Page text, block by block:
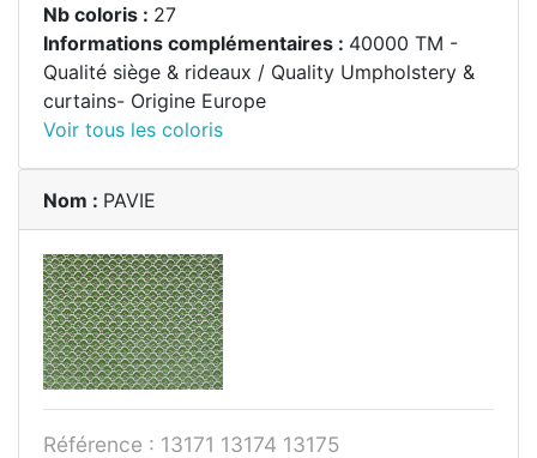
Nb coloris : 27
Informations complémentaires : 40000 TM -
Qualité siège & rideaux / Quality Umpholstery &
curtains- Origine Europe
Voir tous les coloris
Nom : PAVIE
Référence : 13171 13174 13175